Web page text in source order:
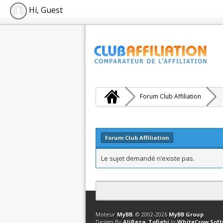
Hi, Guest
Forum Club Affiliation
Forum Club Affiliation
Le sujet demandé n’existe pas.
Contact Club Affiliation Retourner en
Moteur MyBB, © 2002-2026 MyBB Group.